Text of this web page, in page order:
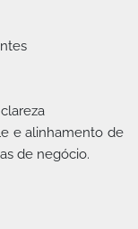
e alinhamento de
de negócio.